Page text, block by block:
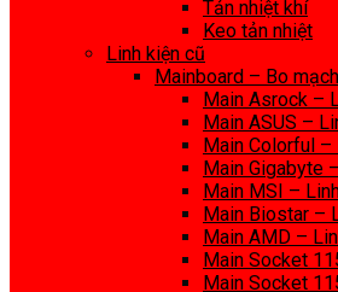
Tản nhiệt khí
Keo tản nhiệt
Linh kiện cũ
Mainboard – Bo
Main Asrock –
Main ASUS –
Main Colorful –
Main Gigabyte
Main MSI –
Main Biostar –
Main AMD –
Main Socket
Main Socket